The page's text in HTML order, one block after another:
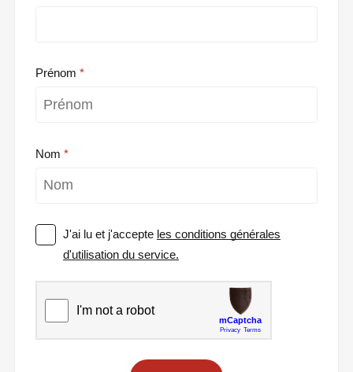
Prénom
Nom
J'ai lu et j'accepte les conditions générales
d'utilisation du service.